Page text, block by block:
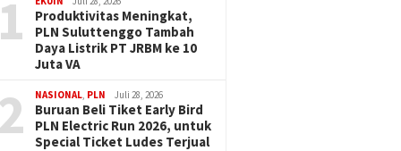
Produktivitas Meningkat,
PLN Suluttenggo Tambah
Daya Listrik PT JRBM ke 10
Juta VA
NASIONAL PLN Juli 28, 2026
Buruan Beli Tiket Early Bird
PLN Electric Run 2026, untuk
Special Ticket Ludes Terjual